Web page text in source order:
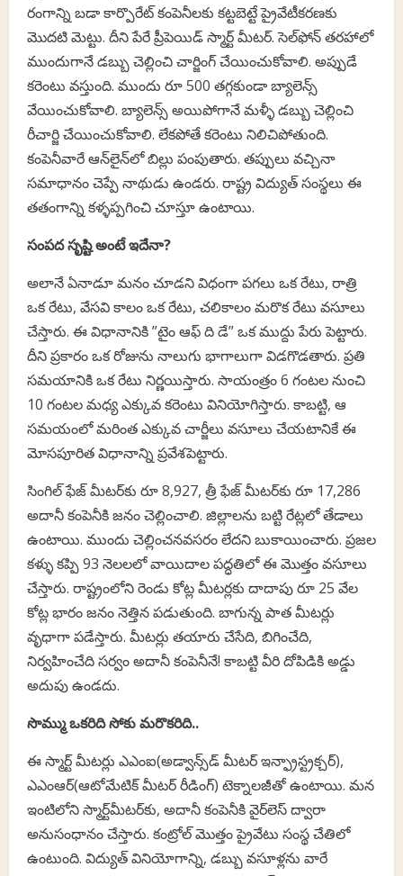
రంగాన్ని బడా కార్పొరేట్‌ కంపెనీలకు కట్టబెట్టే ప్రైవేటీకరణకు
మొదటి మెట్టు. దీని పేరే ప్రీపెయిడ్‌ స్మార్ట్‌ మీటర్‌. సెల్‌ఫోన్‌ తరహాలో
ముందుగానే డబ్బు చెల్లించి చార్జింగ్‌ చేయించుకోవాలి. అప్పుడే
కరెంటు వస్తుంది. ముందు రూ 500 తగ్గకుండా బ్యాలెన్స్‌
వేయించుకోవాలి. బ్యాలెన్స్‌ అయిపోగానే మళ్ళీ డబ్బు చెల్లించి
రీచార్జి చేయించుకోవాలి. లేకపోతే కరెంటు నిలిచిపోతుంది.
కంపెనీవారే ఆన్‌లైన్‌లో బిల్లు పంపుతారు. తప్పులు వచ్చినా
సమాధానం చెప్పే నాథుడు ఉండరు. రాష్ట్ర విద్యుత్ సంస్థలు ఈ
తతంగాన్ని కళ్ళప్పగించి చూస్తూ ఉంటాయి.
సంపద సృష్టి అంటే ఇదేనా?
అలానే ఏనాడూ మనం చూడని విధంగా పగలు ఒక రేటు, రాత్రి
ఒక రేటు, వేసవి కాలం ఒక రేటు, చలికాలం మరొక రేటు వసూలు
చేస్తారు. ఈ విధానానికి ”టైం ఆఫ్‌ ది డే” ఒక ముద్దు పేరు పెట్టారు.
దీని ప్రకారం ఒక రోజును నాలుగు భాగాలుగా విడగొడతారు. ప్రతి
సమయానికి ఒక రేటు నిర్ణయిస్తారు. సాయంత్రం 6 గంటల నుంచి
10 గంటల మధ్య ఎక్కువ కరెంటు వినియోగిస్తారు. కాబట్టి, ఆ
సమయంలో మరింత ఎక్కువ చార్జీలు వసూలు చేయటానికే ఈ
మోసపూరిత విధానాన్ని ప్రవేశపెట్టారు.
సింగిల్‌ ఫేజ్‌ మీటర్‌కు రూ 8,927, త్రీ ఫేజ్‌ మీటర్‌కు రూ 17,286
అదానీ కంపెనీకి జనం చెల్లించాలి. జిల్లాలను బట్టి రేట్లలో తేడాలు
ఉంటాయి. ముందు చెల్లించనవసరం లేదని బుకాయించారు. ప్రజల
కళ్ళు కప్పి 93 నెలలలో వాయిదాల పద్ధతిలో ఈ మొత్తం వసూలు
చేస్తారు. రాష్ట్రంలోని రెండు కోట్ల మీటర్లకు దాదాపు రూ 25 వేల
కోట్ల భారం జనం నెత్తిన పడుతుంది. బాగున్న పాత మీటర్లు
వృధాగా పడేస్తారు. మీటర్లు తయారు చేసేది, బిగించేది,
నిర్వహించేది సర్వం అదానీ కంపెనీనే! కాబట్టి వీరి దోపిడికి అడ్డు
అదుపు ఉండదు.
సొమ్ము ఒకరిది సోకు మరొకరిది..
ఈ స్మార్ట్‌ మీటర్లు ఎఎంఐ(అడ్వాన్స్‌డ్‌ మీటర్‌ ఇన్ఫ్రాస్ట్రక్చర్‌),
ఎఎంఆర్‌(ఆటోమేటిక్‌ మీటర్‌ రీడింగ్‌) టెక్నాలజీతో ఉంటాయి. మన
ఇంటిలోని స్మార్ట్‌మీటర్‌కు, అదానీ కంపెనీకి వైర్‌లెస్‌ ద్వారా
అనుసంధానం చేస్తారు. కంట్రోల్‌ మొత్తం ప్రైవేటు సంస్థ చేతిలో
ఉంటుంది. విద్యుత్‌ వినియోగాన్ని, డబ్బు వసూళ్లను వారే